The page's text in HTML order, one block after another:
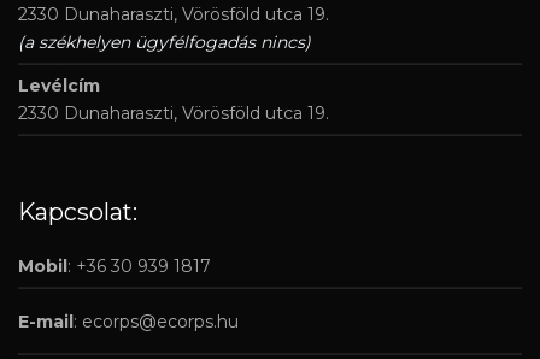
2330 Dunaharaszti, Vörösföld utca 19.
(a székhelyen ügyfélfogadás nincs)
Levélcím
2330 Dunaharaszti, Vörösföld utca 19.
Kapcsolat:
Mobil : +36 30 939 1817
E-mail : ecorps@ecorps.hu